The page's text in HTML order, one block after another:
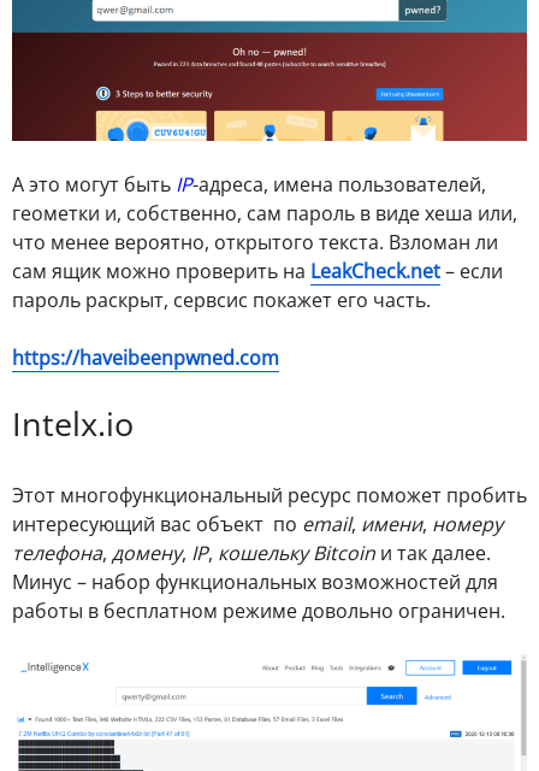
А это могут быть IP-адреса, имена пользователей,
геометки и, собственно, сам пароль в виде хеша или,
что менее вероятно, открытого текста. Взломан ли
сам ящик можно проверить на LeakCheck.net– если
пароль раскрыт, сервсис покажет его часть.
https://haveibeenpwned.com
Intelx.io
Этот многофункциональный ресурс поможет пробить
интересующий вас объект по email, имени, номеру
телефона, домену, IP, кошельку Bitcoin и так далее.
Минус – набор функциональных возможностей для
работы в бесплатном режиме довольно ограничен.